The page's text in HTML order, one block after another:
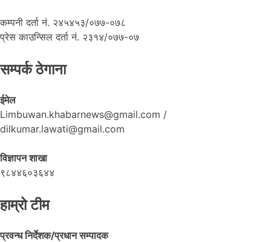
कम्पनी दर्ता नं. २४५४५३/०७७-०७८
प्रेस काउन्सिल दर्ता नं. २३१४/०७७-०७
सम्पर्क ठेगाना
ईमेल
Limbuwan.khabarnews@gmail.com /
dilkumar.lawati@gmail.com
विज्ञापन शाखा
९८४४६०३६४४
हाम्रो टीम
प्रवन्ध निर्देशक/प्रधान सम्पादक